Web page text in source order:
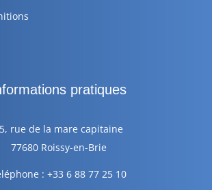
pratiques
rue de la mare capitaine
77680 Roissy-en-Brie
: +33 6 88 77 25 10